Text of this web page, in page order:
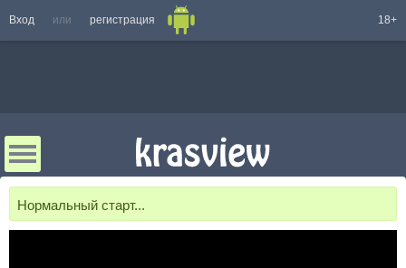
Вход или регистрация 18+
Нормальный старт...